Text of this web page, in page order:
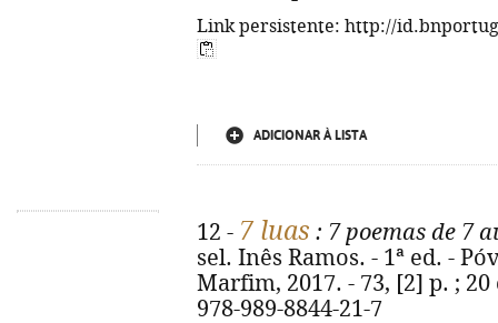
Link persistente: http://
ADICIONAR À LISTA
12 - 7 luas : 7 poemas de 7
sel. Inês Ramos. - 1ª ed. -
Marfim, 2017. - 73, [2] p. ;
978-989-8844-21-7